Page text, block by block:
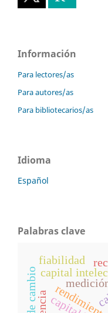
Información
Para lectores/as
Para autores/as
Para bibliotecarios/as
Idioma
Español
Palabras clave
capital
fiabilidad